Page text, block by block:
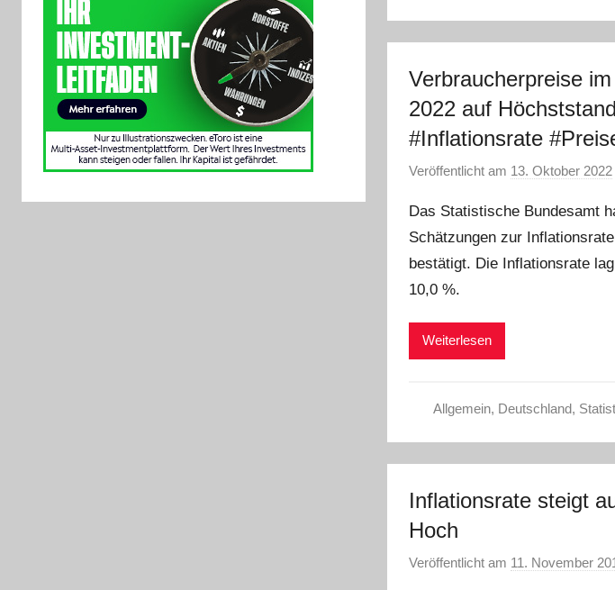
Verbraucherpreise
2022 auf Höchststand
#Inflationsrate
Veröffentlicht am 13. Oktober 2022v
a
d
Das Statistische Bundesamt
Schätzungen zur
bestätigt. Die Inflationsrate
10,0 %.
Weiterlesen
Allgemein, Deutschland,
Inflationsrate steigt
Hoch
Veröffentlicht am 11. November